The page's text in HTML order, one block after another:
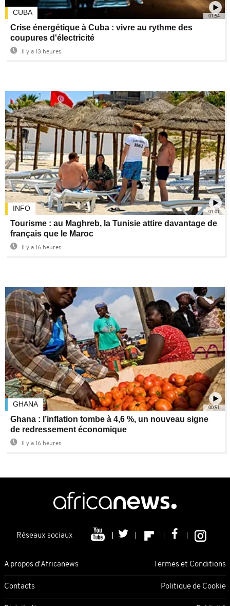
01:54
CUBA
Crise énergétique à Cuba : vivre au rythme des
coupures d'électricité
Il y a 13 heures
01:01
INFO
Tourisme : au Maghreb, la Tunisie attire davantage de
français que le Maroc
Il y a 16 heures
00:51
GHANA
Ghana : l’inflation tombe à 4,6 %, un nouveau signe
de redressement économique
Il y a 16 heures
Réseaux sociaux
A propos d'Africanews Termes et Conditions
Contacts Politique de Cookie